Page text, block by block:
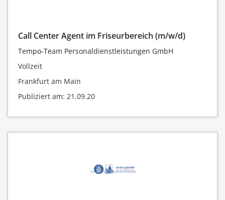
Call Center Agent im Friseurbereich (m/w/d)
Tempo-Team Personaldienstleistungen GmbH
Vollzeit
Frankfurt am Main
Publiziert am: 21.09.20